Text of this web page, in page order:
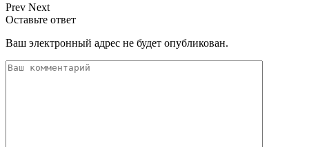
Prev Next
Оставьте ответ
Ваш электронный адрес не будет опубликован.